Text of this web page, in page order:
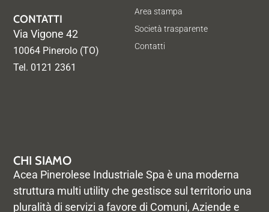
CHI SIAMO
Acea Pinerolese Industriale Spa è una moderna
struttura multi utility che gestisce sul territorio una
pluralità di servizi a favore di Comuni, Aziende e
Area stampa
Società trasparente
Contatti
CONTATTI
Via Vigone 42
10064 Pinerolo (TO)
Tel. 0121 2361